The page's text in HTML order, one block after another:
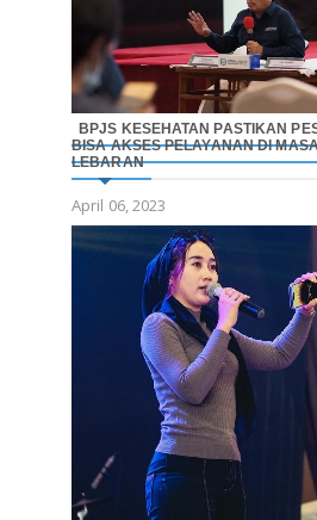
BPJS KESEHATAN PASTIKAN
BISA AKSES PELAYANAN DI
LEBARAN
April 06, 2023